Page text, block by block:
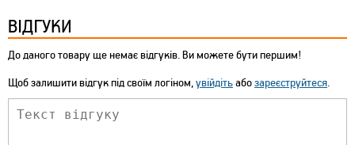
ВІДГУКИ
До даного товару ще немає відгуків. Ви можете бути першим!
Щоб залишити відгук під своїм логіном,увійдітьабозареєструйтеся.